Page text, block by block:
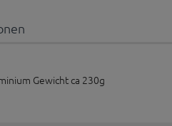
Gewicht ca 230g